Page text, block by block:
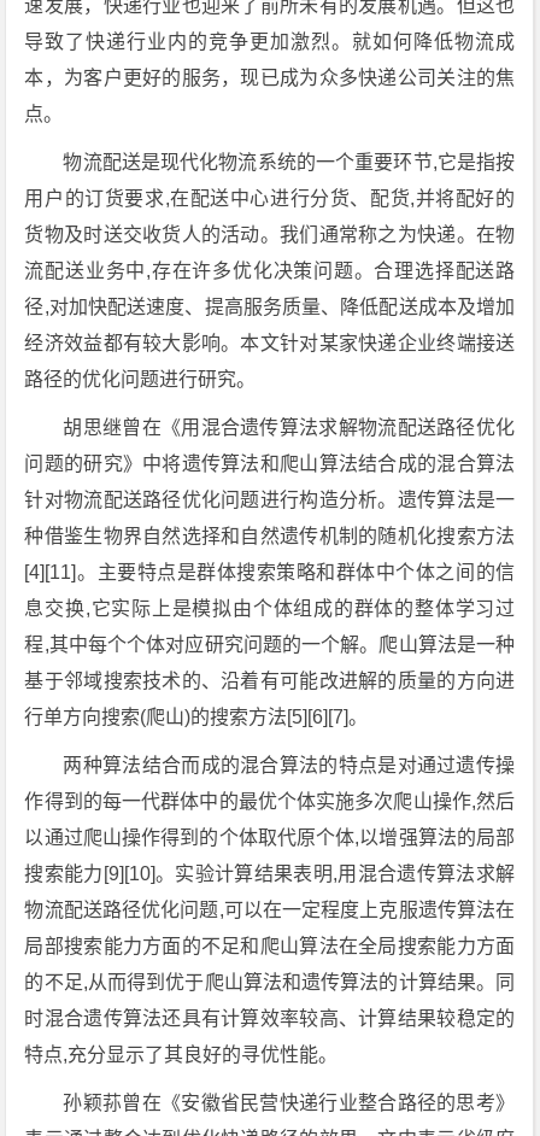
速发展，快递行业也迎来了前所未有的发展机遇。但这也
导致了快递行业内的竞争更加激烈。就如何降低物流成
本，为客户更好的服务，现已成为众多快递公司关注的焦
点。
物流配送是现代化物流系统的一个重要环节,它是指按
用户的订货要求,在配送中心进行分货、配货,并将配好的
货物及时送交收货人的活动。我们通常称之为快递。在物
流配送业务中,存在许多优化决策问题。合理选择配送路
径,对加快配送速度、提高服务质量、降低配送成本及增加
经济效益都有较大影响。本文针对某家快递企业终端接送
路径的优化问题进行研究。
胡思继曾在《用混合遗传算法求解物流配送路径优化
问题的研究》中将遗传算法和爬山算法结合成的混合算法
针对物流配送路径优化问题进行构造分析。遗传算法是一
种借鉴生物界自然选择和自然遗传机制的随机化搜索方法
[4][11]。主要特点是群体搜索策略和群体中个体之间的信
息交换,它实际上是模拟由个体组成的群体的整体学习过
程,其中每个个体对应研究问题的一个解。爬山算法是一种
基于邻域搜索技术的、沿着有可能改进解的质量的方向进
行单方向搜索(爬山)的搜索方法[5][6][7]。
两种算法结合而成的混合算法的特点是对通过遗传操
作得到的每一代群体中的最优个体实施多次爬山操作,然后
以通过爬山操作得到的个体取代原个体,以增强算法的局部
搜索能力[9][10]。实验计算结果表明,用混合遗传算法求解
物流配送路径优化问题,可以在一定程度上克服遗传算法在
局部搜索能力方面的不足和爬山算法在全局搜索能力方面
的不足,从而得到优于爬山算法和遗传算法的计算结果。同
时混合遗传算法还具有计算效率较高、计算结果较稳定的
特点,充分显示了其良好的寻优性能。
孙颖荪曾在《安徽省民营快递行业整合路径的思考》